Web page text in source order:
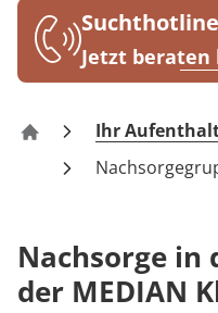
Rheumatologie
Blog
Suchthotline
Jetzt beraten
Klinik Wied
Ihr
Nachsorge in
der MEDIAN